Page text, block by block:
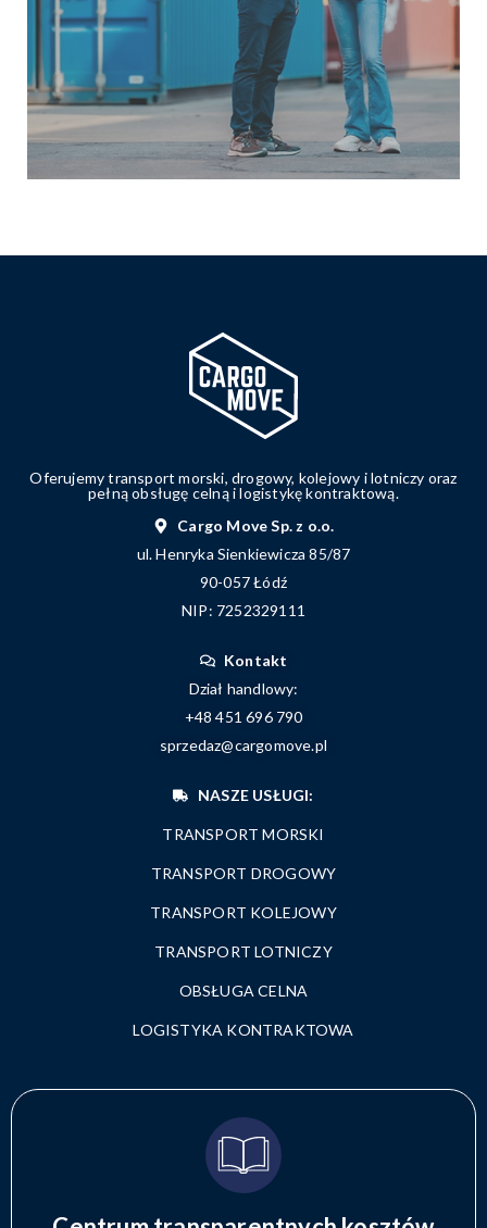
Oferujemy transport morski, drogowy, kolejowy i lotniczy oraz
pełną obsługę celną i logistykę kontraktową.
Cargo Move Sp. z o.o.
ul. Henryka Sienkiewicza 85/87
90-057 Łódź
NIP: 7252329111
Kontakt
Dział handlowy:
+48 451 696 790
sprzedaz@cargomove.pl
NASZE USŁUGI:
TRANSPORT MORSKI
TRANSPORT DROGOWY
TRANSPORT KOLEJOWY
TRANSPORT LOTNICZY
OBSŁUGA CELNA
LOGISTYKA KONTRAKTOWA